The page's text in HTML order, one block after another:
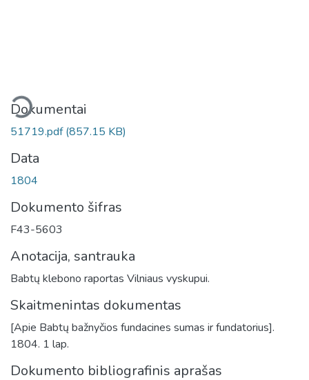
Dokumentai
51719.pdf(857.15 KB)
Data
1804
Dokumento šifras
F43-5603
Anotacija, santrauka
Babtų klebono raportas Vilniaus vyskupui.
Skaitmenintas dokumentas
[Apie Babtų bažnyčios fundacines sumas ir fundatorius].
1804. 1 lap.
Dokumento bibliografinis aprašas